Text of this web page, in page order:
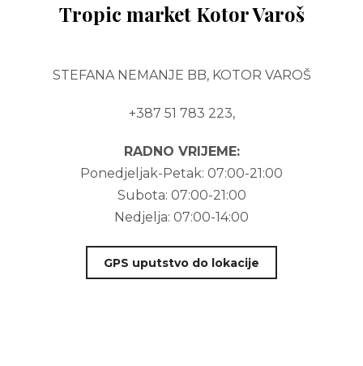
Tropic market Kotor Varoš
STEFANA NEMANJE BB, KOTOR VAROŠ
+387 51 783 223,
RADNO VRIJEME:
Ponedjeljak-Petak: 07:00-21:00
Subota: 07:00-21:00
Nedjelja: 07:00-14:00
GPS uputstvo do lokacije